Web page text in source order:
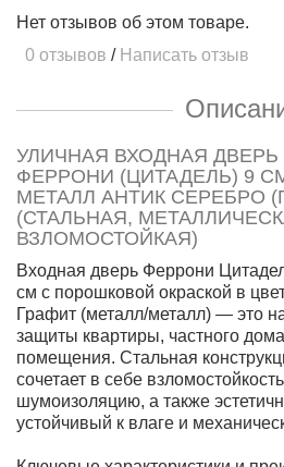
Нет отзывов об этом товаре.
0 отзывов / Написать отзыв
УЛИЧНАЯ ВХОДНАЯ ДВЕРЬ
ФЕРРОНИ (ЦИТАДЕЛЬ) 9
МЕТАЛЛ АНТИК СЕРЕБРО
(СТАЛЬНАЯ,
ВЗЛОМОСТОЙКАЯ)
Входная дверь Феррони
см с порошковой окраской в
Графит (металл/металл) — это
защиты квартиры, частного
помещения. Стальная
сочетает в себе
шумоизоляцию, а также
устойчивый к влаге и